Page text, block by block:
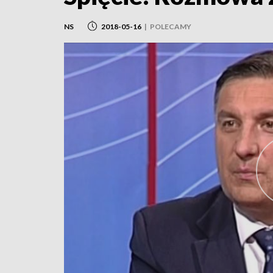
NS 2018-05-16 | POLECAMY